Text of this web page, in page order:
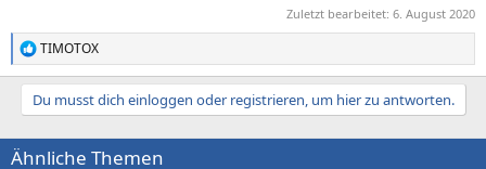
Zuletzt bearbeitet: 6. August 2020
R
e
a
i
o
TIMOTOX
Du musst dich einloggen oder registrieren, um hier zu antworten.
Ähnliche Themen